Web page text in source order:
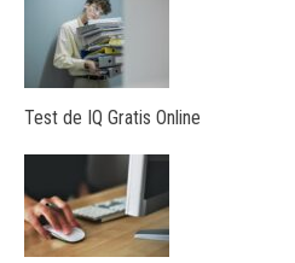
Test de IQ Gratis Online